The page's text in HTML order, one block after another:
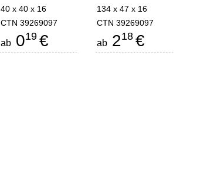
40 x 40 x 16
CTN 39269097
ab 019 €
134 x 47 x 16
CTN 39269097
ab 218 €